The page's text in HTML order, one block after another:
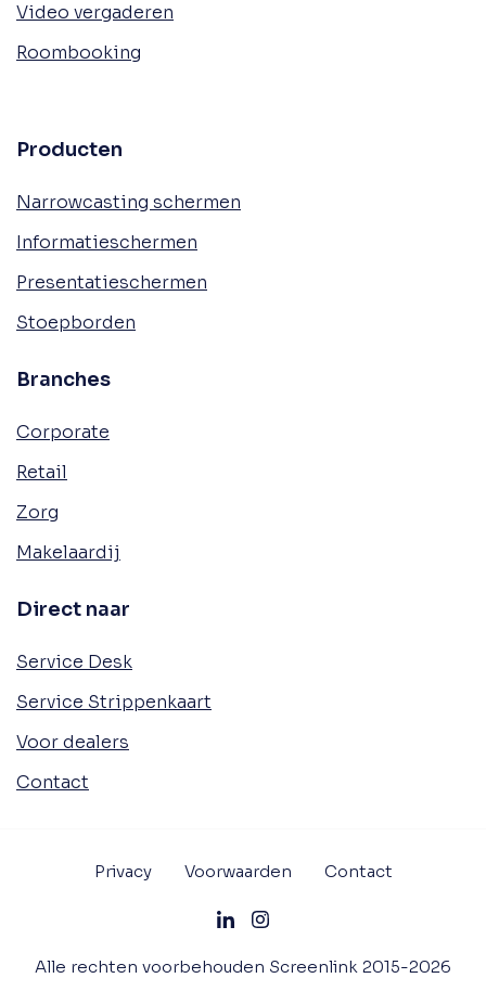
Video vergaderen
Roombooking
Producten
Narrowcasting schermen
Informatieschermen
Presentatieschermen
Stoepborden
Branches
Corporate
Retail
Zorg
Makelaardij
Direct naar
Service Desk
Service Strippenkaart
Voor dealers
Contact
Alle rechten voorbehouden Screenlink 2015-2026
Privacy Voorwaarden Contact